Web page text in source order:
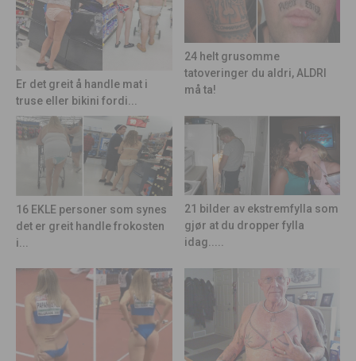
Er det greit å handle mat i
truse eller bikini fordi...
24 helt grusomme
tatoveringer du aldri, ALDRI
må ta!
16 EKLE personer som synes
det er greit handle frokosten
i...
21 bilder av ekstremfylla som
gjør at du dropper fylla
idag.....